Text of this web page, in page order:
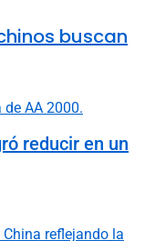
buscan
reducir en un